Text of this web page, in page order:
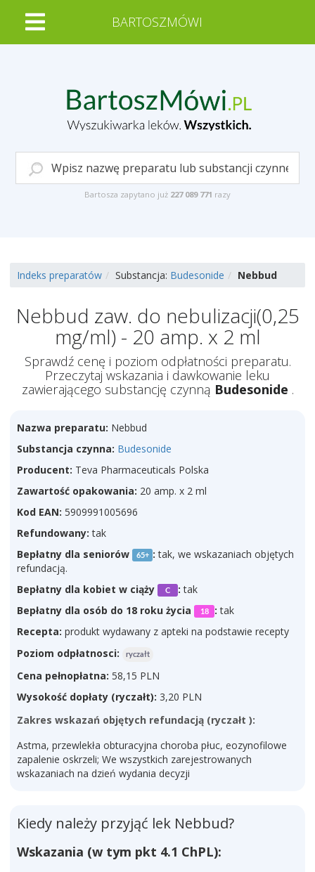
BARTOSZMÓWI
Bartosza zapytano już 227 089 771 razy
Indeks preparatów Substancja: Budesonide Nebbud
Nebbud zaw. do nebulizacji(0,25
mg/ml) - 20 amp. x 2 ml
Sprawdź cenę i poziom odpłatności preparatu.
Przeczytaj wskazania i dawkowanie leku
zawierającego substancję czynną Budesonide .
Nazwa preparatu: Nebbud
Substancja czynna: Budesonide
Producent: Teva Pharmaceuticals Polska
Zawartość opakowania: 20 amp. x 2 ml
Kod EAN: 5909991005696
Refundowany: tak
Bepłatny dla seniorów
65+ : tak, we wskazaniach objętych
refundacją.
Bepłatny dla kobiet w ciąży
C : tak
Bepłatny dla osób do 18 roku życia
18 : tak
Recepta: produkt wydawany z apteki na podstawie recepty
Poziom odpłatnosci:
ryczałt
Cena pełnopłatna: 58,15 PLN
Wysokość dopłaty (ryczałt): 3,20 PLN
Zakres wskazań objętych refundacją (ryczałt ):
Astma, przewlekła obturacyjna choroba płuc, eozynofilowe
zapalenie oskrzeli; We wszystkich zarejestrowanych
wskazaniach na dzień wydania decyzji
Kiedy należy przyjąć lek Nebbud?
Wskazania (w tym pkt 4.1 ChPL):